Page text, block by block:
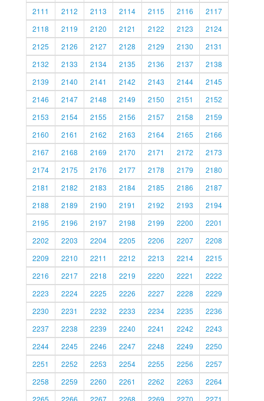
2111
2112 2113 2114 2115 2116
2117
2118
2119 2120 2121 2122 2123
2124
2125
2126 2127 2128 2129 2130
2131
2132
2133 2134 2135 2136 2137
2138
2139
2140 2141 2142 2143 2144
2145
2146
2147 2148 2149 2150 2151
2152
2153
2154 2155 2156 2157 2158
2159
2160
2161 2162 2163 2164 2165
2166
2167
2168 2169 2170 2171 2172
2173
2174
2175 2176 2177 2178 2179
2180
2181
2182 2183 2184 2185 2186
2187
2188
2189 2190 2191 2192 2193
2194
2195
2196 2197 2198 2199 2200
2201
2202
2203 2204 2205 2206 2207
2208
2209
2210 2211 2212 2213 2214
2215
2216
2217 2218 2219 2220 2221
2222
2223
2224 2225 2226 2227 2228
2229
2230
2231 2232 2233 2234 2235
2236
2237
2238 2239 2240 2241 2242
2243
2244
2245 2246 2247 2248 2249
2250
2251
2252 2253 2254 2255 2256
2257
2258
2259 2260 2261 2262 2263
2264
2265
2266 2267 2268 2269 2270 2271